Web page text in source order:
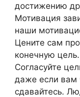
достижению
Мотивация
наши
Цените сам
конечную
Согласуйте
даже если вам
сдавайтесь.